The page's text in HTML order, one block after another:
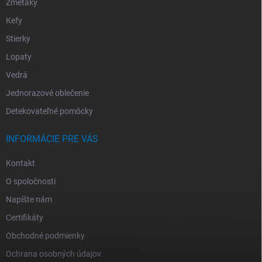
Zmetáky
Kefy
Stierky
Lopaty
Vedrá
Jednorazové oblečenie
Detekovateľné pomôcky
INFORMÁCIE PRE VÁS
Kontakt
O spoločnosti
Napíšte nám
Certifikáty
Obchodné podmienky
Ochrana osobných údajov